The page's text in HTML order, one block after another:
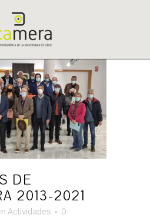
DE
2013-2021
Actividades
0